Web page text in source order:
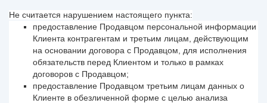
Не считается нарушением настоящего пункта:
предоставление Продавцом персональной информации
Клиента контрагентам и третьим лицам, действующим
на основании договора с Продавцом, для исполнения
обязательств перед Клиентом и только в рамках
договоров с Продавцом;
предоставление Продавцом третьим лицам данных о
Клиенте в обезличенной форме с целью анализа